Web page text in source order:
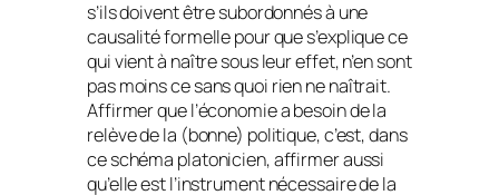
s’ils doivent être subordonnés à une
causalité formelle pour que s’explique ce
qui vient à naître sous leur effet, n’en sont
pas moins ce sans quoi rien ne naîtrait.
Affirmer que l’économie a besoin de la
relève de la (bonne) politique, c’est, dans
ce schéma platonicien, affirmer aussi
qu’elle est l’instrument nécessaire de la